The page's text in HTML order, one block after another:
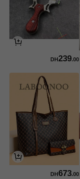
DH239.00
DH673.00